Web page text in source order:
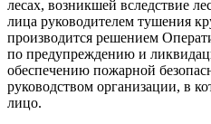
лесах, возникшей вследствие
лица руководителем тушения
производится решением
по предупреждению и
обеспечению пожарной
руководством организации, в
лицо.